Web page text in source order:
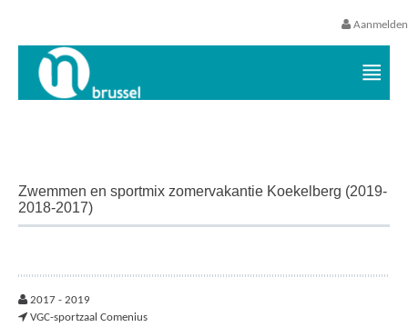
Aanmelden
Zwemmen en sportmix zomervakantie Koekelberg (2019-
2018-2017)
2017 - 2019
VGC-sportzaal Comenius